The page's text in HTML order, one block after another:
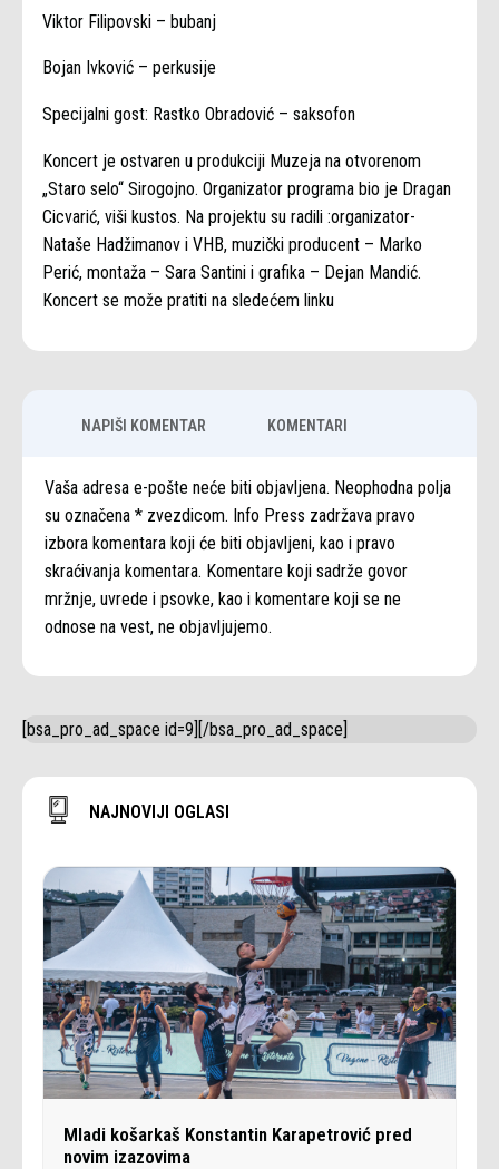
Viktor Filipovski – bubanj
Bojan Ivković – perkusije
Specijalni gost: Rastko Obradović – saksofon
Koncert je ostvaren u produkciji Muzeja na otvorenom
„Staro selo“ Sirogojno. Organizator programa bio je Dragan
Cicvarić, viši kustos. Na projektu su radili :organizator-
Nataše Hadžimanov i VHB, muzički producent – Marko
Perić, montaža – Sara Santini i grafika – Dejan Mandić.
Koncert se može pratiti na sledećem linku
NAPIŠI KOMENTAR KOMENTARI
Vaša adresa e-pošte neće biti objavljena. Neophodna polja
su označena * zvezdicom. Info Press zadržava pravo
izbora komentara koji će biti objavljeni, kao i pravo
skraćivanja komentara. Komentare koji sadrže govor
mržnje, uvrede i psovke, kao i komentare koji se ne
odnose na vest, ne objavljujemo.
[bsa_pro_ad_space id=9][/bsa_pro_ad_space]
NAJNOVIJI OGLASI
Mladi košarkaš Konstantin Karapetrović pred
novim izazovima